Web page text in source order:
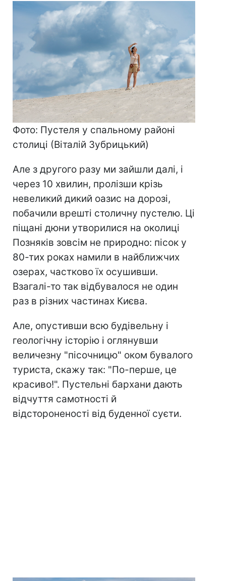
Фото: Пустеля у спальному районі
столиці (Віталій Зубрицький)
Але з другого разу ми зайшли далі, і
через 10 хвилин, пролізши крізь
невеликий дикий оазис на дорозі,
побачили врешті столичну пустелю. Ці
піщані дюни утворилися на околиці
Позняків зовсім не природно: пісок у
80-тих роках намили в найближчих
озерах, частково їх осушивши.
Взагалі-то так відбувалося не один
раз в різних частинах Києва.
Але, опустивши всю будівельну і
геологічну історію і оглянувши
величезну "пісочницю" оком бувалого
туриста, скажу так: "По-перше, це
красиво!". Пустельні бархани дають
відчуття самотності й
відстороненості від буденної суєти.